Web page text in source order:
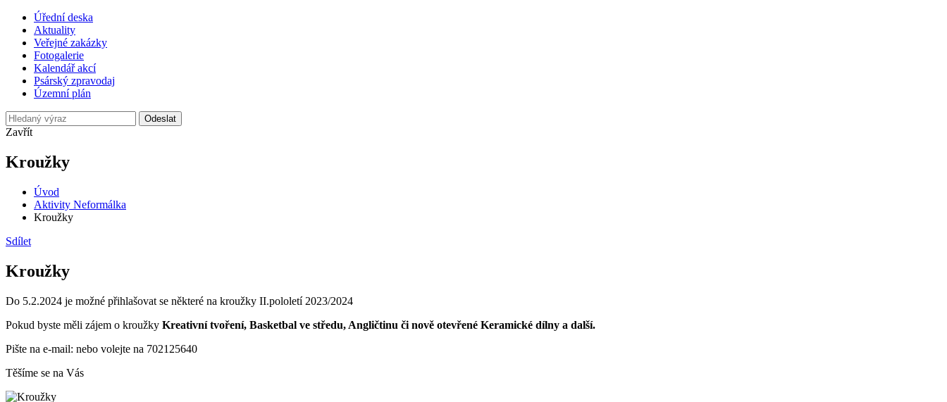
Úřední deska
Aktuality
Veřejné zakázky
Fotogalerie
Kalendář akcí
Psárský zpravodaj
Územní plán
Odeslat
Zavřít
Kroužky
Úvod
Aktivity Neformálka
Kroužky
Sdílet
Kroužky
Do 5.2.2024 je možné přihlašovat se některé na kroužky II.pololetí 2023/2024
Pokud byste měli zájem o kroužky Kreativní tvoření, Basketbal ve středu, Angličtinu či nově otevřené Keramické dílny a další.
Pište na e-mail: nebo volejte na 702125640
Těšíme se na Vás